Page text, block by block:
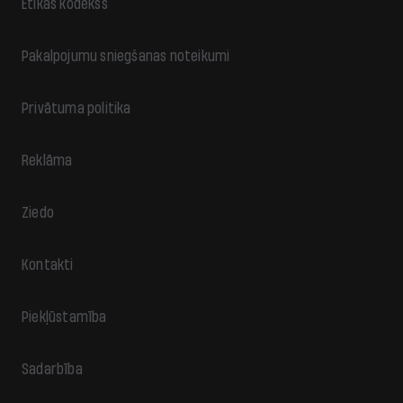
Ētikas kodekss
Pakalpojumu sniegšanas noteikumi
Privātuma politika
Reklāma
Ziedo
Kontakti
Piekļūstamība
Sadarbība